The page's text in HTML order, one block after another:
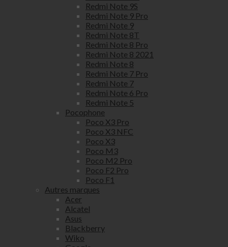
Redmi Note 9S
Redmi Note 9 Pro
Redmi Note 9
Redmi Note 8T
Redmi Note 8 Pro
Redmi Note 8 2021
Redmi Note 8
Redmi Note 7 Pro
Redmi Note 7
Redmi Note 6 Pro
Redmi Note 5
Pocophone
Poco X3 Pro
Poco X3 NFC
Poco X3
Poco M3
Poco M2 Pro
Poco F2 Pro
Poco F1
Autres marques
Acer
Alcatel
Asus
Blackberry
Wiko